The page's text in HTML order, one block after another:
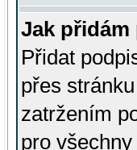
Jak
Přidat
přes stránku
zatržením
pro